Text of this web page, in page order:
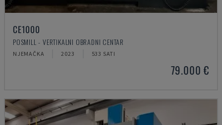
CE1000
POSMILL - VERTIKALNI OBRADNI CENTAR
NJEMAČKA 2023 533 SATI
79.000 €